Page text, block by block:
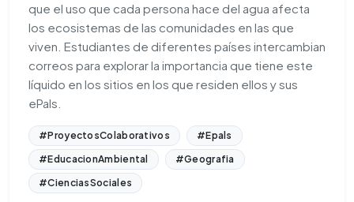
que el uso que cada persona hace del agua afecta
los ecosistemas de las comunidades en las que
viven. Estudiantes de diferentes países intercambian
correos para explorar la importancia que tiene este
líquido en los sitios en los que residen ellos y sus
ePals.
#ProyectosColaborativos
#Epals
#EducacionAmbiental
#Geografia
#CienciasSociales